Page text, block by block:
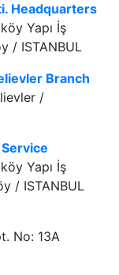
Headquarters
Yapı İş
/ ISTANBUL
Branch
/
Yapı İş
/ ISTANBUL
No: 13A